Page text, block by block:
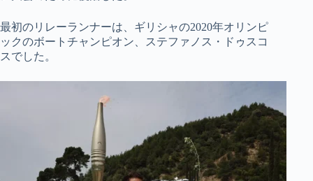
最初のリレーランナーは、ギリシャの2020年オリンピ
ックのボートチャンピオン、ステファノス・ドゥスコ
スでした。